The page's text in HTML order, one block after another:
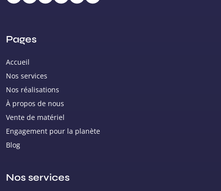
Pages
Accueil
Nos services
Nos réalisations
À propos de nous
Vente de matériel
Engagement pour la planète
Blog
Nos services